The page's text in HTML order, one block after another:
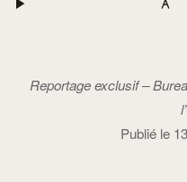
Reportage exclusif –
Publié le